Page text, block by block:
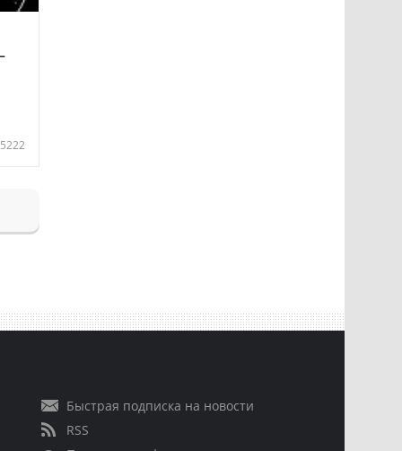
5222
Быстрая подписка на новости
RSS